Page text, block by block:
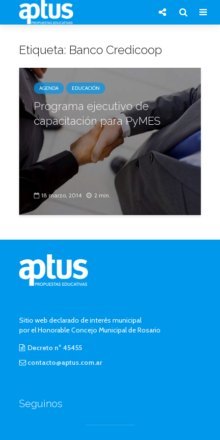
Etiqueta: Banco Credicoop
AGENDA EDUCACIÓN
Programa ejecutivo de
capacitación para PyMES
18 marzo, 2014 2 min.
Sitio web declarado de interés municipal
por el Honorable Concejo Municipal de Rosario
Decreto n° 45455
contacto@aptus.com.ar
Seguinos